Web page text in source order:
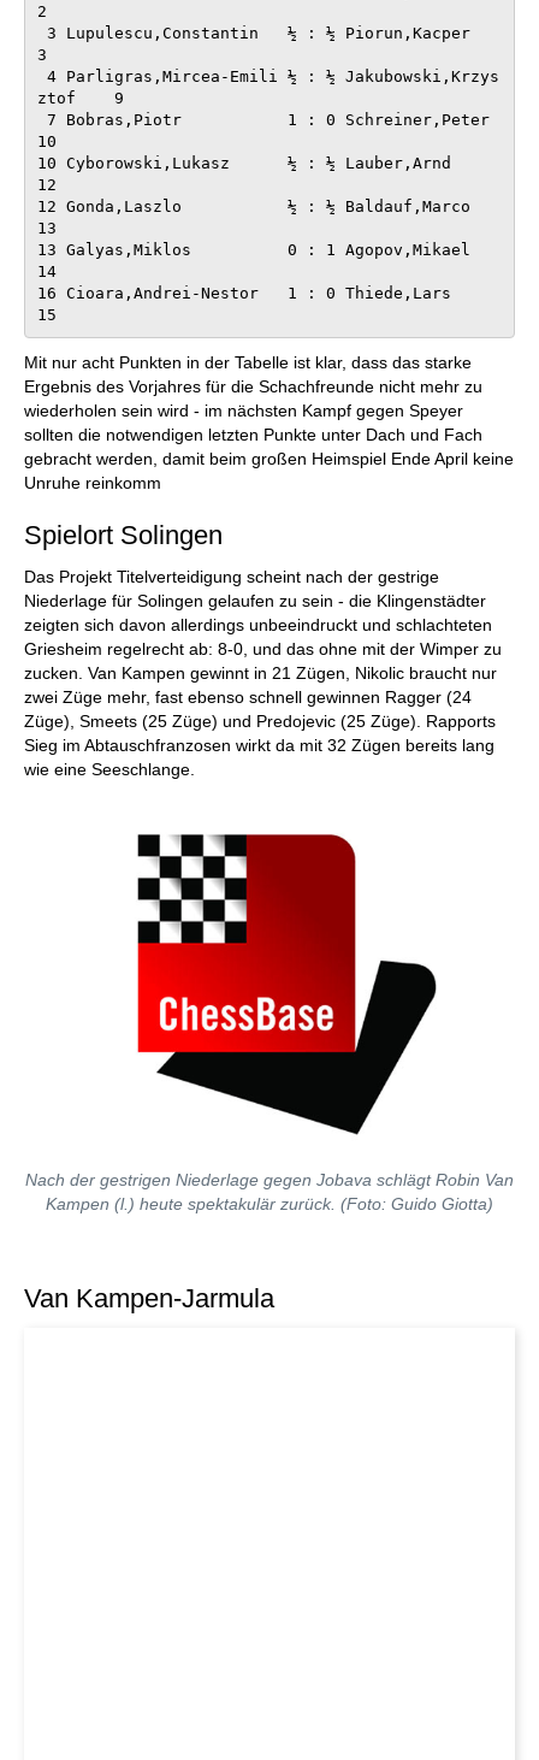
2
3
ztof    9
10
10 Cyborowski,Lukasz      ½ : ½ Lauber,Arnd
12
12 Gonda,Laszlo           ½ : ½ Baldauf,Marco
13
13 Galyas,Miklos          0 : 1 Agopov,Mikael
14
16 Cioara,Andrei-Nestor   1 : 0 Thiede,Lars
15
Mit nur acht Punkten in der Tabelle ist klar, dass das starke
Ergebnis des Vorjahres für die Schachfreunde nicht mehr zu
wiederholen sein wird - im nächsten Kampf gegen Speyer
sollten die notwendigen letzten Punkte unter Dach und Fach
gebracht werden, damit beim großen Heimspiel Ende April keine
Unruhe reinkomm
Spielort Solingen
Das Projekt Titelverteidigung scheint nach der gestrige
Niederlage für Solingen gelaufen zu sein - die Klingenstädter
zeigten sich davon allerdings unbeeindruckt und schlachteten
Griesheim regelrecht ab: 8-0, und das ohne mit der Wimper zu
zucken. Van Kampen gewinnt in 21 Zügen, Nikolic braucht nur
zwei Züge mehr, fast ebenso schnell gewinnen Ragger (24
Züge), Smeets (25 Züge) und Predojevic (25 Züge). Rapports
Sieg im Abtauschfranzosen wirkt da mit 32 Zügen bereits lang
wie eine Seeschlange.
Nach der gestrigen Niederlage gegen Jobava schlägt Robin Van
Kampen (l.) heute spektakulär zurück. (Foto: Guido Giotta)
Van Kampen-Jarmula